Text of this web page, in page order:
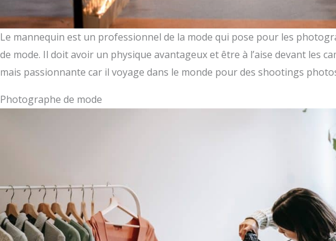
Le mannequin est un professionnel de la mode qui pose pour les
de mode. Il doit avoir un physique avantageux et être à l’aise devant les
mais passionnante car il voyage dans le monde pour des shootings
Photographe de mode